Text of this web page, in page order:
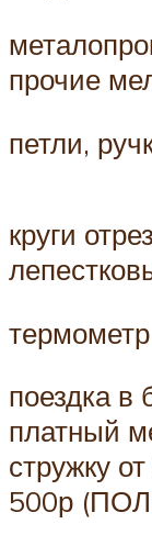
прочие
петли,
круги
поездка в
платный
стружку
500р